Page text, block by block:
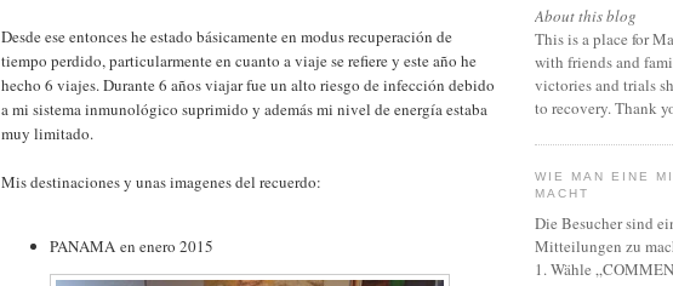
Desde ese entonces he estado básicamente en modus recuperación de
tiempo perdido, particularmente en cuanto a viaje se refiere y este año he
hecho 6 viajes. Durante 6 años viajar fue un alto riesgo de infección debido
a mi sistema inmunológico suprimido y además mi nivel de energía estaba
muy limitado.
Mis destinaciones y unas imagenes del recuerdo:
PANAMA en enero 2015
About this blog
This is a place for
with friends and
victories and trials
to recovery. Thank
WIE MAN EINE
MACHT
Die Besucher sind
Mitteilungen zu
1. Wähle